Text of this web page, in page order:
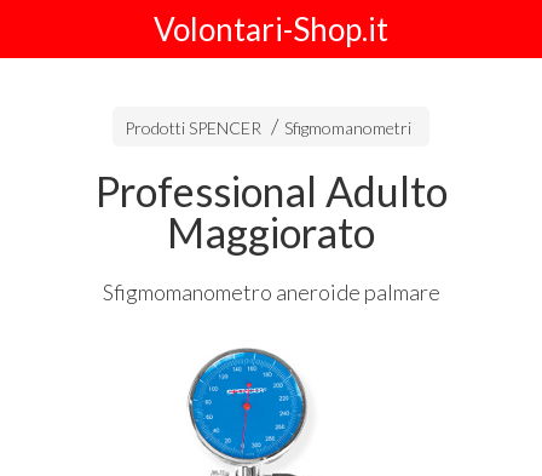
Volontari-Shop.it
Prodotti SPENCER Sfigmomanometri
Professional Adulto
Maggiorato
Sfigmomanometro aneroide palmare